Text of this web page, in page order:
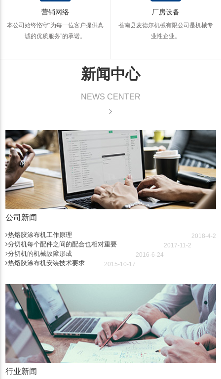
营销网络
本公司始终恪守“为每一位客户提供真
诚的优质服务”的承诺。
厂房设备
苍南县麦德尔机械有限公司是机械专
业性企业。
新闻中心
NEWS CENTER
公司新闻
热熔胶涂布机工作原理 2018-4-2
分切机每个配件之间的配合也相对重要 2017-11-2
分切机的机械故障形成 2016-6-24
热熔胶涂布机安装技术要求 2015-10-17
行业新闻